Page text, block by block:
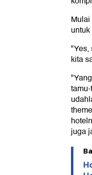
"Yes,
kita
juga